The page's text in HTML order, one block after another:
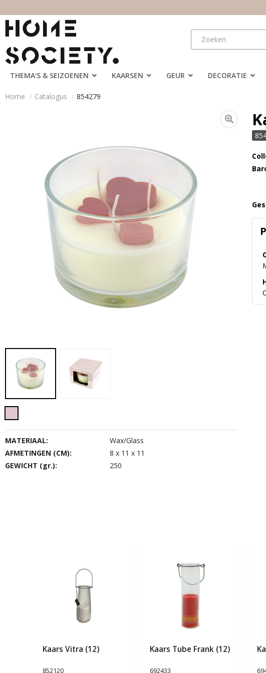
THEMA'S & SEIZOENEN KAARSEN GEUR DECORATIE
Home Catalogus 854279
MATERIAAL:
Wax/Glass
AFMETINGEN (CM):
8 x 11 x 11
GEWICHT (gr.):
250
Kaars Vitra (12)
852120
Kaars Tube Frank (12)
692433